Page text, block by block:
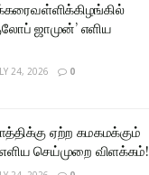
ஜாமுன்’ எளிய
24, 2026 0
ஏற்ற கமகமக்கும்
எளிய செய்முறை விளக்கம்!